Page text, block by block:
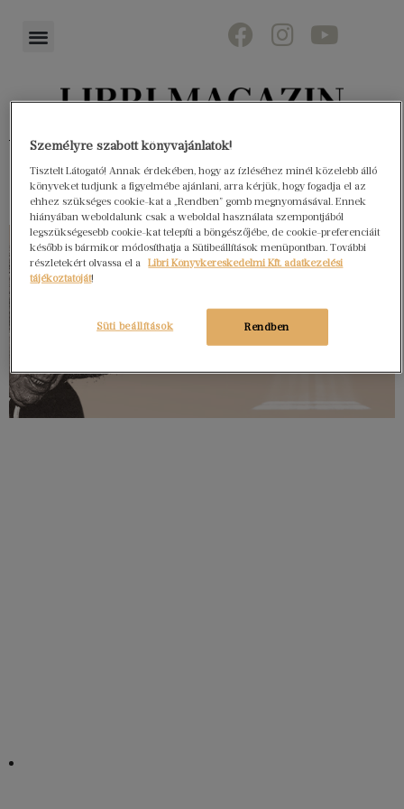
Könyvektől az olvasókig
Személyre szabott könyvajánlatok!
Tisztelt Látogató! Annak érdekében, hogy az ízléséhez minél közelebb álló
könyveket tudjunk a figyelmébe ajánlani, arra kérjük, hogy fogadja el az
ehhez szükséges cookie-kat a „Rendben” gomb megnyomásával. Ennek
hiányában weboldalunk csak a weboldal használata szempontjából
legszükségesebb cookie-kat telepíti a böngészőjébe, de cookie-preferenciáit
később is bármikor módosíthatja a Sütibeállítások menüpontban. További
részletekért olvassa el a
Libri Könyvkereskedelmi Kft. adatkezelési
tájékoztatóját!
Rendben
Süti beállítások